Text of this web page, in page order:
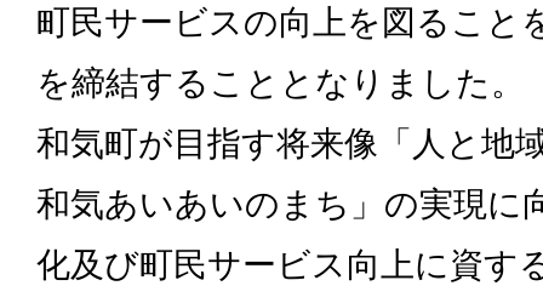
町民サービスの向上を図ること
を締結することとなりました。
和気町が目指す将来像「人と地
和気あいあいのまち」の実現に
化及び町民サービス向上に資す